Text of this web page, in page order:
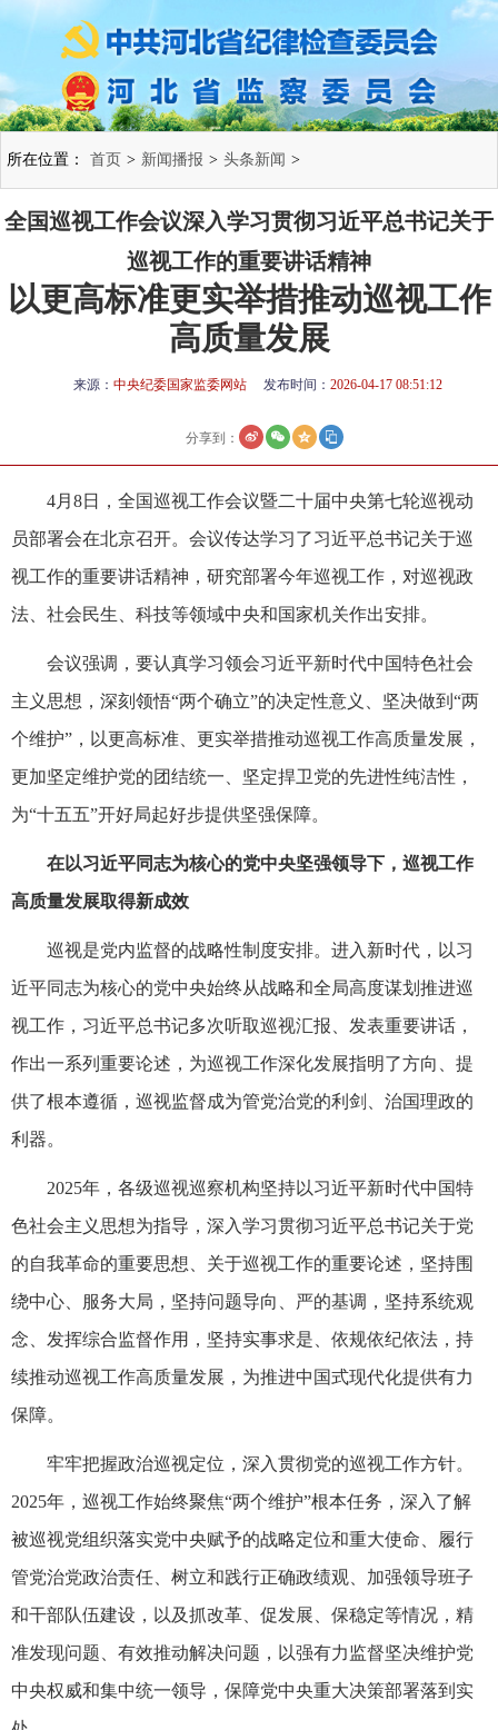
所在位置： 首页 > 新闻播报 > 头条新闻 >
全国巡视工作会议深入学习贯彻习近平总书记关于
巡视工作的重要讲话精神
以更高标准更实举措推动巡视工作
高质量发展
来源： 中央纪委国家监委网站 发布时间： 2026-04-17 08:51:12
分享到：
4月8日，全国巡视工作会议暨二十届中央第七轮巡视动
员部署会在北京召开。会议传达学习了习近平总书记关于巡
视工作的重要讲话精神，研究部署今年巡视工作，对巡视政
法、社会民生、科技等领域中央和国家机关作出安排。
会议强调，要认真学习领会习近平新时代中国特色社会
主义思想，深刻领悟“两个确立”的决定性意义、坚决做到“两
个维护”，以更高标准、更实举措推动巡视工作高质量发展，
更加坚定维护党的团结统一、坚定捍卫党的先进性纯洁性，
为“十五五”开好局起好步提供坚强保障。
在以习近平同志为核心的党中央坚强领导下，巡视工作
高质量发展取得新成效
巡视是党内监督的战略性制度安排。进入新时代，以习
近平同志为核心的党中央始终从战略和全局高度谋划推进巡
视工作，习近平总书记多次听取巡视汇报、发表重要讲话，
作出一系列重要论述，为巡视工作深化发展指明了方向、提
供了根本遵循，巡视监督成为管党治党的利剑、治国理政的
利器。
2025年，各级巡视巡察机构坚持以习近平新时代中国特
色社会主义思想为指导，深入学习贯彻习近平总书记关于党
的自我革命的重要思想、关于巡视工作的重要论述，坚持围
绕中心、服务大局，坚持问题导向、严的基调，坚持系统观
念、发挥综合监督作用，坚持实事求是、依规依纪依法，持
续推动巡视工作高质量发展，为推进中国式现代化提供有力
保障。
牢牢把握政治巡视定位，深入贯彻党的巡视工作方针。
2025年，巡视工作始终聚焦“两个维护”根本任务，深入了解
被巡视党组织落实党中央赋予的战略定位和重大使命、履行
管党治党政治责任、树立和践行正确政绩观、加强领导班子
和干部队伍建设，以及抓改革、促发展、保稳定等情况，精
准发现问题、有效推动解决问题，以强有力监督坚决维护党
中央权威和集中统一领导，保障党中央重大决策部署落到实